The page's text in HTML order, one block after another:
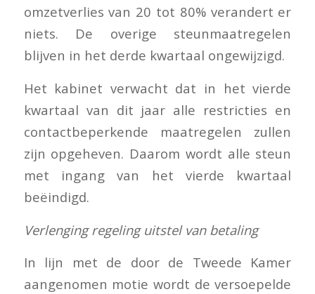
omzetverlies van 20 tot 80% verandert er
niets. De overige steunmaatregelen
blijven in het derde kwartaal ongewijzigd.
Het kabinet verwacht dat in het vierde
kwartaal van dit jaar alle restricties en
contactbeperkende maatregelen zullen
zijn opgeheven. Daarom wordt alle steun
met ingang van het vierde kwartaal
beëindigd.
Verlenging regeling uitstel van betaling
In lijn met de door de Tweede Kamer
aangenomen motie wordt de versoepelde